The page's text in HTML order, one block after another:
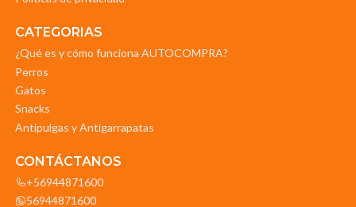
CATEGORIAS
¿Qué es y cómo funciona AUTOCOMPRA?
Perros
Gatos
Snacks
Antipulgas y Antigarrapatas
CONTÁCTANOS
+56944871600
56944871600